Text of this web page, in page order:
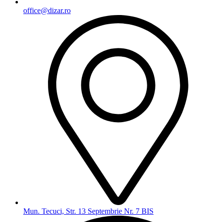
office@dizar.ro
Mun. Tecuci, Str. 13 Septembrie Nr. 7 BIS